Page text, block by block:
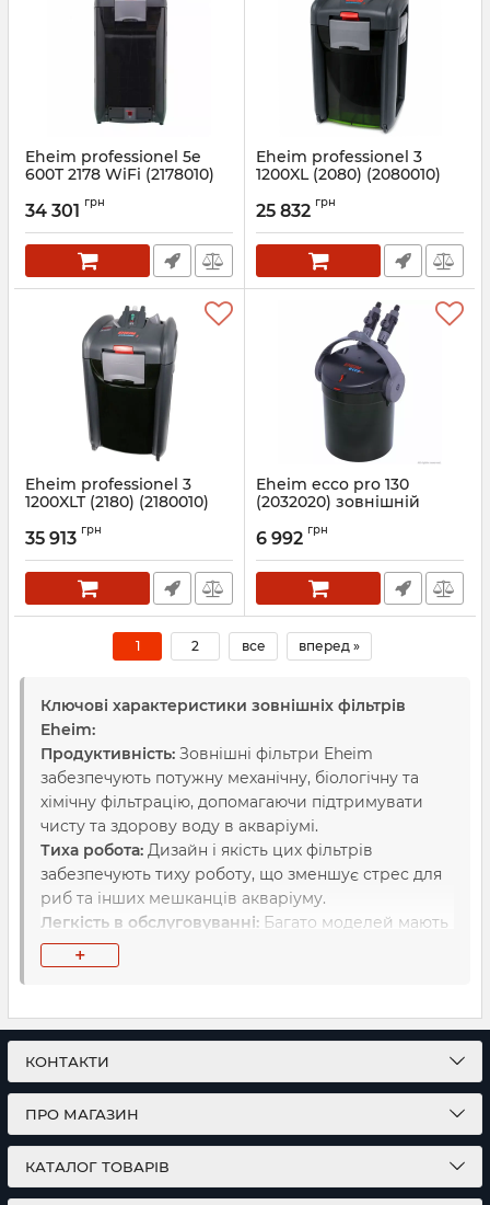
Eheim professionel 5e
600T 2178 WiFi (2178010)
Артикул: 2178010
34 301 грн
Eheim professionel 3
1200XL (2080) (2080010)
Артикул: 2080010
25 832 грн
Eheim professionel 3
1200XLT (2180) (2180010)
Артикул: 2180010
35 913 грн
Eheim ecco pro 130
(2032020) зовнішній
Артикул:
6 992 грн
1 2 все вперед »
Ключові характеристики зовнішніх фільтрів
Eheim:
Продуктивність: Зовнішні фільтри Eheim
забезпечують потужну механічну, біологічну та
хімічну фільтрацію, допомагаючи підтримувати
чисту та здорову воду в акваріумі.
Тиха робота: Дизайн і якість цих фільтрів
забезпечують тиху роботу, що зменшує стрес для
риб та інших мешканців акваріуму.
Легкість в обслуговуванні: Багато моделей мають
зручні системи для легкого доступу до
фільтруючих матеріалів для їх заміни або чищення.
матеріалів, фільтри Eheim відрізняються високою
міцністю та довговічністю.
Eheimвиробляє різні моделі зовнішніх фільтрів,
включаючи популярні серії, такі як
Eheim Professionel, Eheim ecco proтаEheim
Experience. Кожна серія має свої унікальні
характеристики та переваги, тому важливо
+
КОНТАКТИ
ПРО МАГАЗИН
КАТАЛОГ ТОВАРІВ